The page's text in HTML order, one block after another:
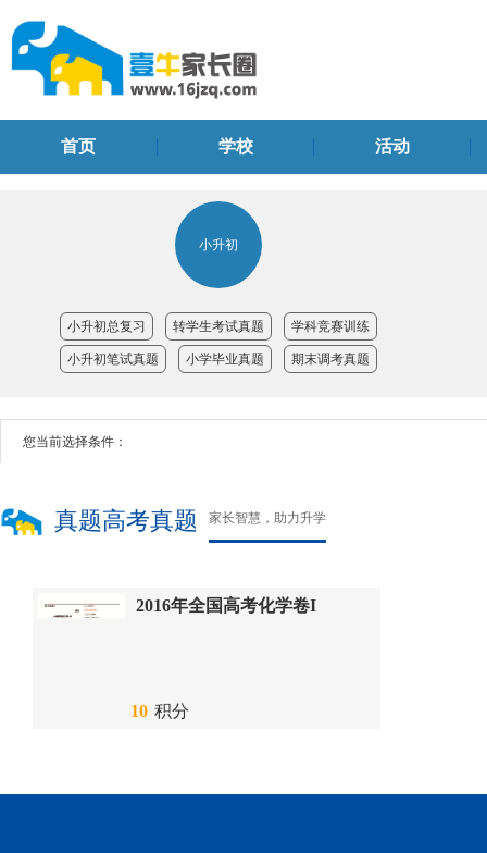
首页 学校 活动
小升初
小升初总复习 转学生考试真题 学科竞赛训练
小升初笔试真题 小学毕业真题 期末调考真题
您当前选择条件：
真题高考真题 家长智慧，助力升学
2016年全国高考化学卷I
10 积分